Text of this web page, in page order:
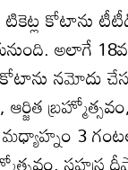
టికెట్ల కోటాను
అలాగే
నమోదు
3